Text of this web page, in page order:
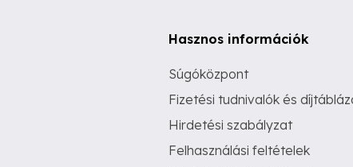
Hasznos információk
Súgóközpont
Fizetési tudnivalók és
Hirdetési szabályzat
Felhasználási feltételek